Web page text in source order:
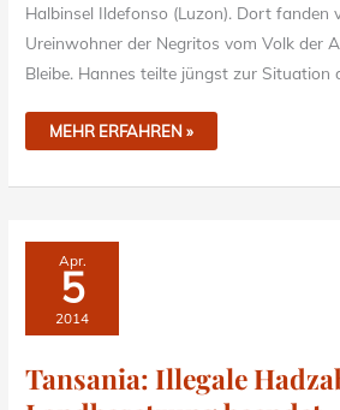
Halbinsel Ildefonso (Luzon). Dort fanden
Ureinwohner der Negritos vom Volk der
Bleibe. Hannes teilte jüngst zur Situation
MEHR ERFAHREN »
Apr.
5
2014
Tansania: Illegale
TANSANIA:
ILLEGALE
HADZABE-
LANDBESETZUNG
BEENDET